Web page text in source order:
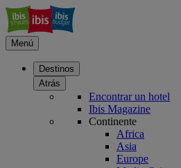
Menú
Destinos
Atrás
Encontrar un hotel
Ibis Magazine
Continente
Africa
Asia
Europe